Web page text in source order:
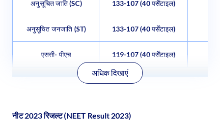
अनुसूचित जाति (SC) 133-107 (40 पर्सेंटाइल)
अनुसूचित जनजाति (ST) 133-107 (40 पर्सेंटाइल)
एससी- पीएच 119-107 (40 पर्सेंटाइल)
अधिक दिखाएं
नीट 2023 रिजल्ट (NEET Result 2023)